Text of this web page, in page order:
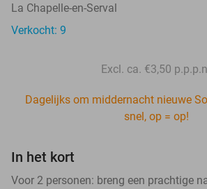
La Chapelle-en-Serval
Verkocht: 9
Excl. ca. €3,50
Dagelijks om middernacht nieuwe
snel, op = op!
In het kort
Voor 2 personen: breng een prachtige